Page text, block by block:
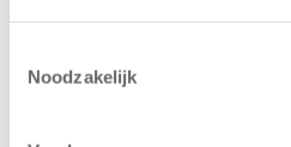
Noodzakelijk
moet regelen.
U hebt nog een kind
gaat.Geef dan